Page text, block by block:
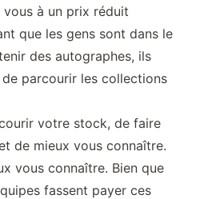
à un prix réduit
que les gens sont dans le
des autographes, ils
de parcourir les collections
votre stock, de faire
de mieux vous connaître.
vous connaître. Bien que
fassent payer ces